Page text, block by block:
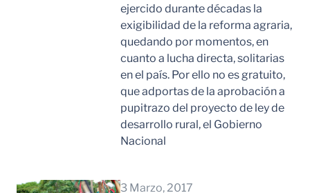
ejercido durante décadas la
exigibilidad de la reforma agraria,
quedando por momentos, en
cuanto a lucha directa, solitarias
en el país. Por ello no es gratuito,
que adportas de la aprobación a
pupitrazo del proyecto de ley de
desarrollo rural, el Gobierno
Nacional
3 Marzo, 2017